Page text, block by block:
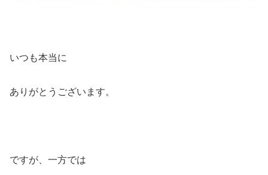
いつも本当に
ありがとうございます。
ですが、一方では